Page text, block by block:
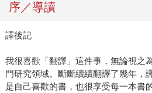
序／導讀
譯後記
我很喜歡「翻譯」這件事，無論視之
門研究領域。斷斷續續翻譯了幾年，
是自己喜歡的書，也很享受每一本書